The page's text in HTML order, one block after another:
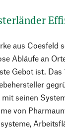
aus Coesfeld
Abläufe an
Gebot ist. Das
seinen
von